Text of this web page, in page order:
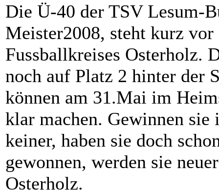
Die Ü-40 der TSV Lesum-
Meister2008, steht kurz
Fussballkreises Osterholz.
noch auf Platz 2 hinter der
können am 31.Mai im
klar machen. Gewinnen
keiner, haben sie doch
gewonnen, werden sie
Osterholz.